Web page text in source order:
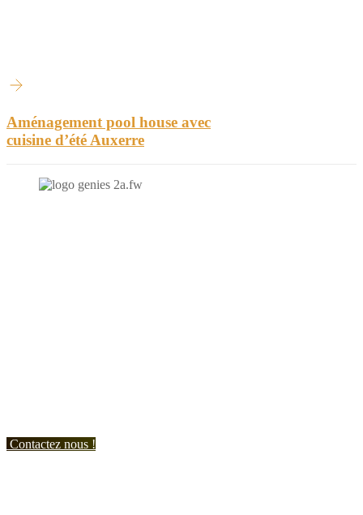
Aménagement pool house avec
cuisine d’été Auxerre
Contactez nous !